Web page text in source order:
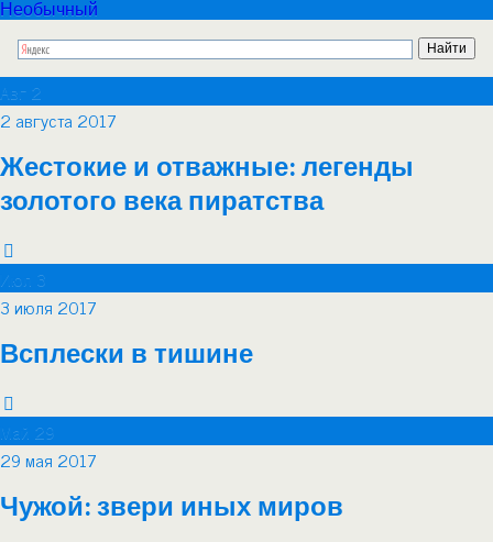
Необычный
Авг 2
2 августа 2017
Жестокие и отважные: легенды
золотого века пиратства
Июл 3
3 июля 2017
Всплески в тишине
Май 29
29 мая 2017
Чужой: звери иных миров